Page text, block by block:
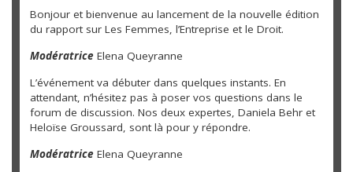
Bonjour et bienvenue au lancement de la nouvelle édition
du rapport sur Les Femmes, l’Entreprise et le Droit.
Modératrice Elena Queyranne
L’événement va débuter dans quelques instants. En
attendant, n’hésitez pas à poser vos questions dans le
forum de discussion. Nos deux expertes, Daniela Behr et
Heloïse Groussard, sont là pour y répondre.
Modératrice Elena Queyranne